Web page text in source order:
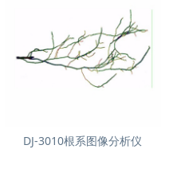
DJ-3010根系图像分析仪